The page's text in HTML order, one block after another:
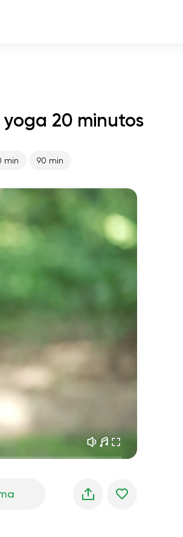
20 minutos
min 90 min
01:44
02:00